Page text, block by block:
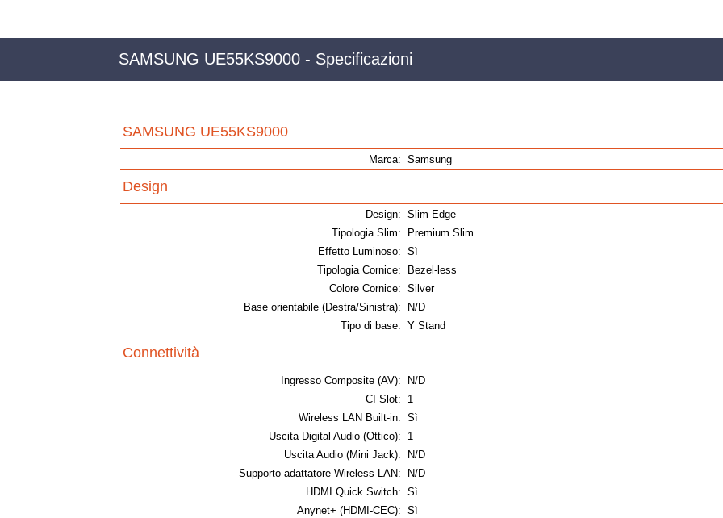
SAMSUNG UE55KS9000 - Specificazioni
SAMSUNG UE55KS9000
Marca: Samsung
Design
Design: Slim Edge
Tipologia Slim:
Premium Slim
Effetto Luminoso: Sì
Tipologia Cornice:
Bezel-less
Colore Cornice: Silver
Base orientabile (Destra/Sinistra):
N/D
Tipo di base: Y Stand
Connettività
Ingresso Composite (AV):
N/D
CI Slot:
1
Wireless LAN Built-in: Sì
Uscita Digital Audio (Ottico):
1
Uscita Audio (Mini Jack):
N/D
Supporto adattatore Wireless LAN:
N/D
HDMI Quick Switch: Sì
Anynet+ (HDMI-CEC): Sì